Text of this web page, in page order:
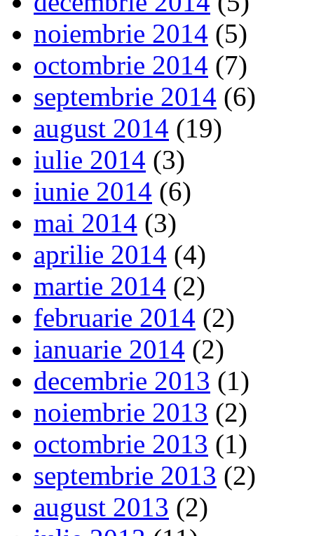
noiembrie 2014 (5)
octombrie 2014 (7)
septembrie 2014 (6)
august 2014 (19)
iulie 2014 (3)
iunie 2014 (6)
mai 2014 (3)
aprilie 2014 (4)
martie 2014 (2)
februarie 2014 (2)
ianuarie 2014 (2)
decembrie 2013 (1)
noiembrie 2013 (2)
octombrie 2013 (1)
septembrie 2013 (2)
august 2013 (2)